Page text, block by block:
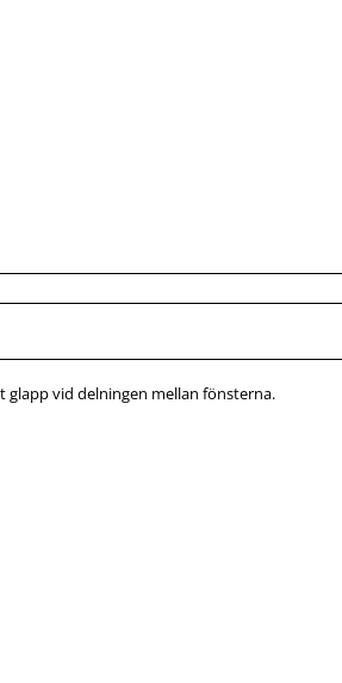
glapp vid delningen mellan fönsterna.